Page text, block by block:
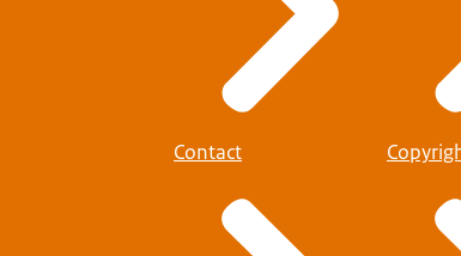
Contact